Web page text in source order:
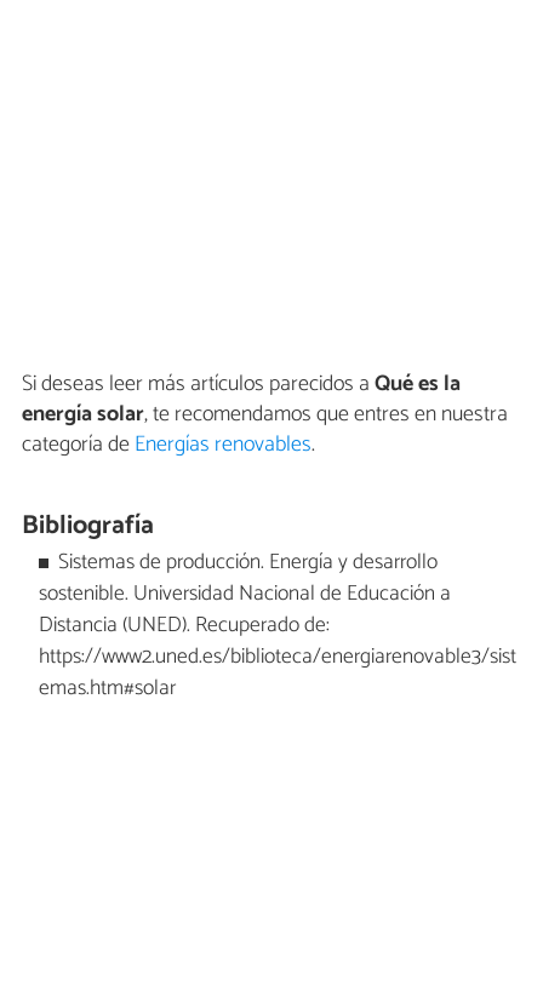
Si deseas leer más artículos parecidos aQué es la
energía solar, te recomendamos que entres en nuestra
categoría deEnergías renovables.
Bibliografía
Sistemas de producción. Energía y desarrollo
sostenible. Universidad Nacional de Educación a
Distancia (UNED). Recuperado de:
https://www2.uned.es/biblioteca/energiarenovable3/sist
emas.htm#solar